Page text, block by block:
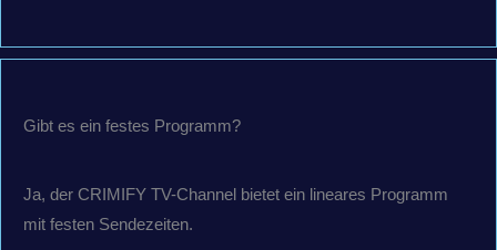
Gibt es ein festes Programm?
Ja, der CRIMIFY TV-Channel bietet ein lineares Programm
mit festen Sendezeiten.